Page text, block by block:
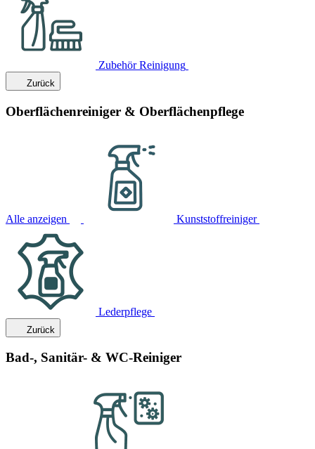
Zubehör Reinigung
Zurück
Oberflächenreiniger & Oberflächenpflege
Alle anzeigen Kunststoffreiniger
Lederpflege
Zurück
Bad-, Sanitär- & WC-Reiniger